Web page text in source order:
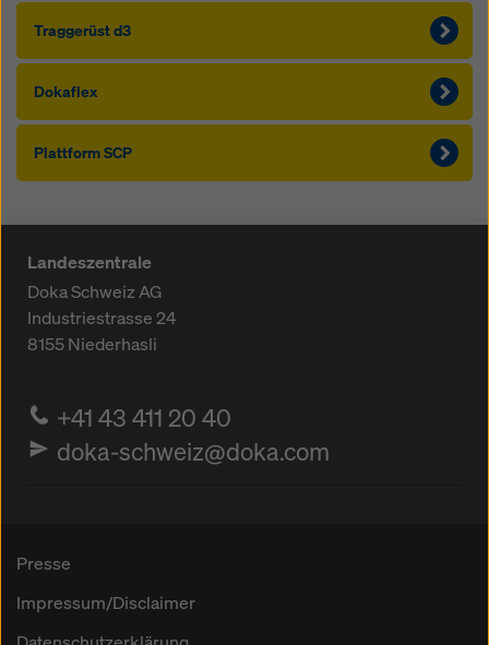
Traggerüst d3
Dokaflex
Plattform SCP
Landeszentrale
Doka Schweiz AG
Industriestrasse 24
8155Niederhasli
+41 43 411 20 40
doka-schweiz@doka.com
Presse
Impressum/Disclaimer